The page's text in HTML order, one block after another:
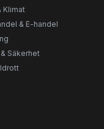
Klimat
& E-handel
Säkerhet